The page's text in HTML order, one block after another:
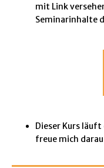
mit Link
Seminarinhalte
Dieser Kurs
freue mich